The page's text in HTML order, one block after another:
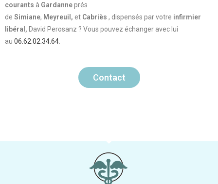
courants à Gardanneprés
de Simiane, Meyreuil, et Cabriès , dispensés par votre infirmier
libéral, David Perosanz ? Vous pouvez échanger avec lui
au 06.62.02.34.64
Contact